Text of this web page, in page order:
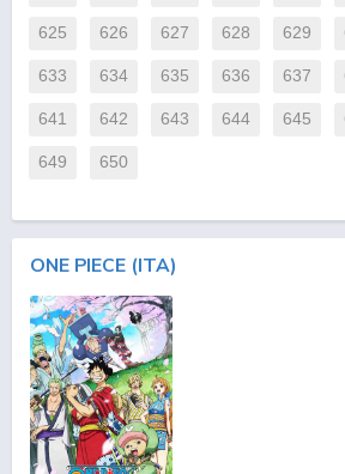
625 626 627 628 629
633 634 635 636 637
641 642 643 644 645
649 650
ONE PIECE (ITA)